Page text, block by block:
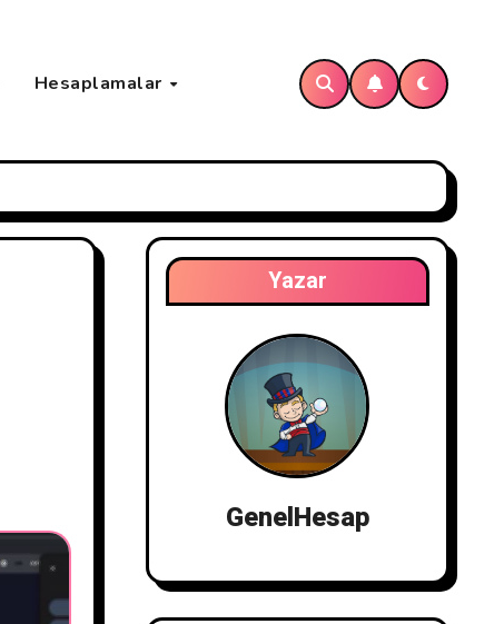
Hesaplamalar
Yazar
GenelHesap